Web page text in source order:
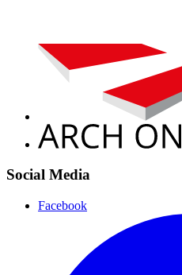
Social Media
Facebook